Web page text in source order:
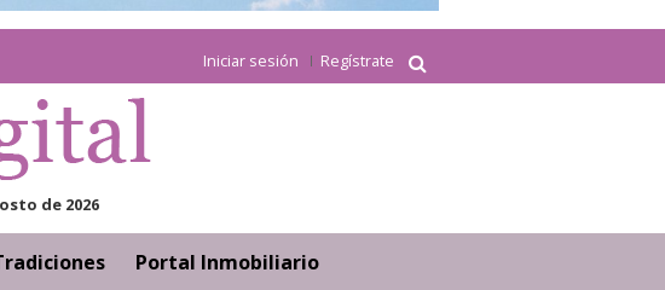
Iniciar sesión Regístrate
de 2026
Portal Inmobiliario